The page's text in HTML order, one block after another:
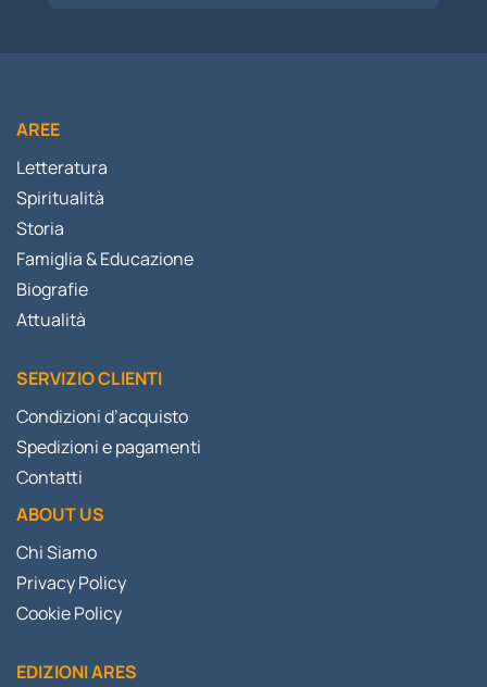
AREE
Letteratura
Spiritualità
Storia
Famiglia & Educazione
Biografie
Attualità
SERVIZIO CLIENTI
Condizioni d’acquisto
Spedizioni e pagamenti
Contatti
ABOUT US
Chi Siamo
Privacy Policy
Cookie Policy
EDIZIONI ARES